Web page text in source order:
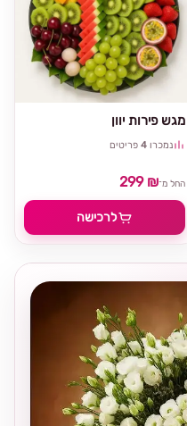
מגש פירות יוון
נמכרו 4 פריטים
החל מ־299 ₪
לרכישה